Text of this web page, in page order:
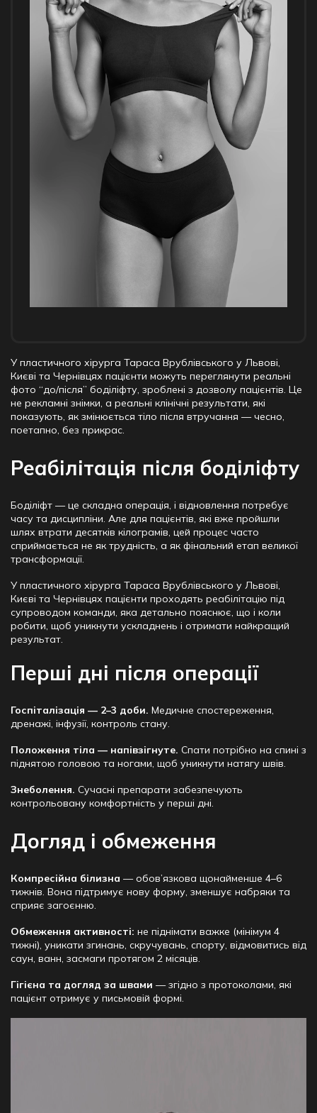
У пластичного хірурга Тараса Врублівського у Львові,
Києві та Чернівцях пацієнти можуть переглянути реальні
фото “до/після” боділіфту, зроблені з дозволу пацієнтів. Це
не рекламні знімки, а реальні клінічні результати, які
показують, як змінюється тіло після втручання — чесно,
поетапно, без прикрас.
Реабілітація після боділіфту
Боділіфт — це складна операція, і відновлення потребує
часу та дисципліни. Але для пацієнтів, які вже пройшли
шлях втрати десятків кілограмів, цей процес часто
сприймається не як трудність, а як фінальний етап великої
трансформації.
У пластичного хірурга Тараса Врублівського у Львові,
Києві та Чернівцях пацієнти проходять реабілітацію під
супроводом команди, яка детально пояснює, що і коли
робити, щоб уникнути ускладнень і отримати найкращий
результат.
Перші дні після операції
Госпіталізація — 2–3 доби. Медичне спостереження,
дренажі, інфузії, контроль стану.
Положення тіла — напівзігнуте. Спати потрібно на спині з
піднятою головою та ногами, щоб уникнути натягу швів.
Знеболення. Сучасні препарати забезпечують
контрольовану комфортність у перші дні.
Догляд і обмеження
Компресійна білизна — обов’язкова щонайменше 4–6
тижнів. Вона підтримує нову форму, зменшує набряки та
сприяє загоєнню.
Обмеження активності: не піднімати важке (мінімум 4
тижні), уникати згинань, скручувань, спорту, відмовитись від
саун, ванн, засмаги протягом 2 місяців.
Гігієна та догляд за швами — згідно з протоколами, які
пацієнт отримує у письмовій формі.